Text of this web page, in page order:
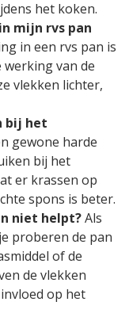
het koken.
mijn rvs pan
in een rvs pan is
van de
vlekken lichter,
bij het
gewone harde
bij het
er krassen op
spons is beter.
niet helpt?Als
proberen de pan
of de
de vlekken
op het